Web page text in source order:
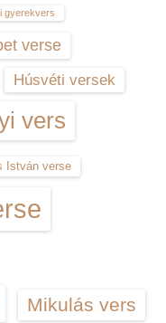
gyerekvers
verse
Húsvéti versek
vers
István verse
Mikulás vers